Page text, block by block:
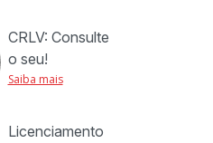
CRLV: Consulte
o seu!
Saiba mais
Licenciamento